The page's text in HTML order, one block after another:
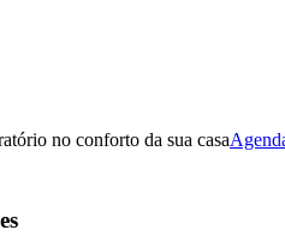
no conforto da sua casa